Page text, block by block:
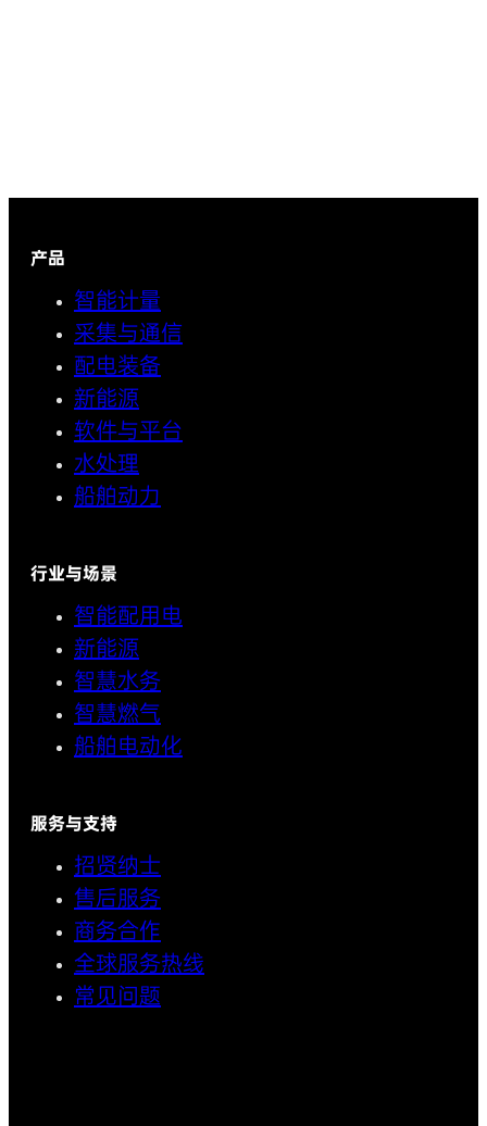
产品
智能计量
采集与通信
配电装备
新能源
软件与平台
水处理
船舶动力
行业与场景
智能配用电
新能源
智慧水务
智慧燃气
船舶电动化
服务与支持
招贤纳士
售后服务
商务合作
全球服务热线
常见问题